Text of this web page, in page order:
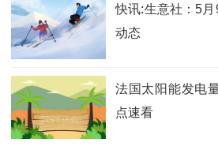
快讯:生意社：5
动态
法国太阳能发电
点速看